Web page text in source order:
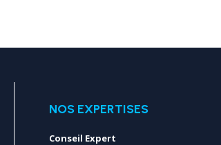
NOS EXPERTISES
Conseil Expert